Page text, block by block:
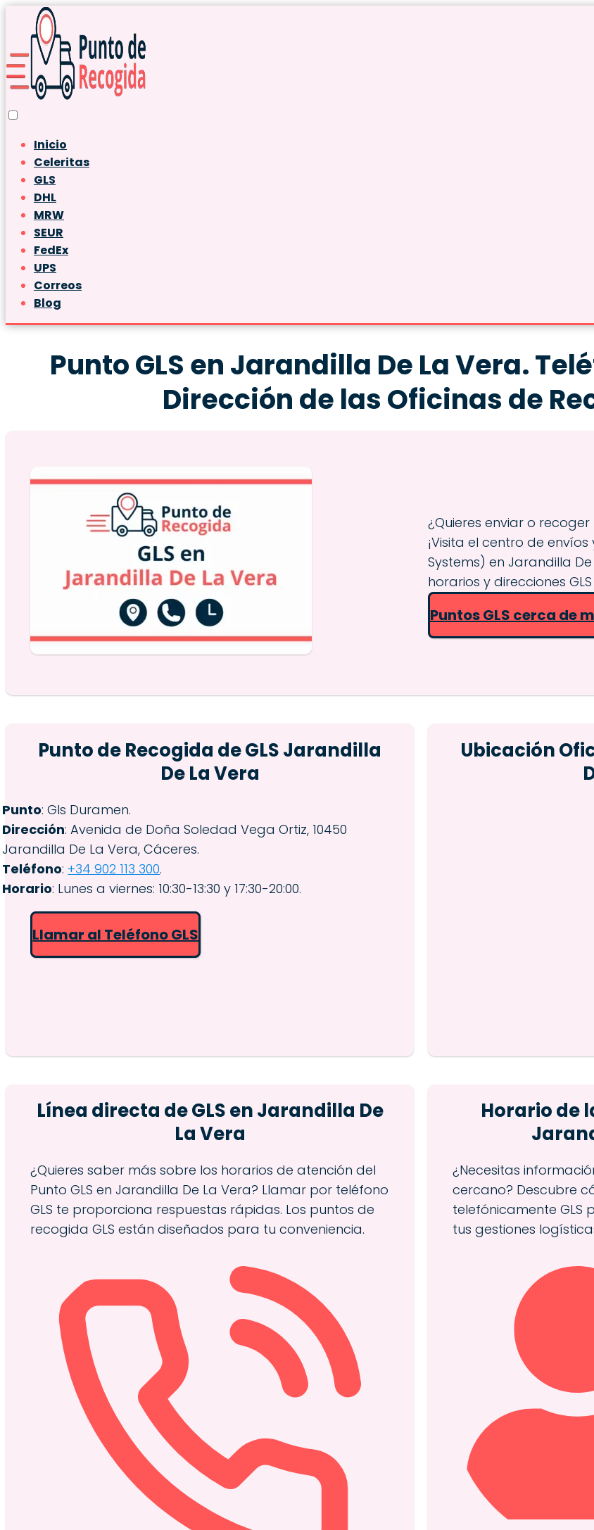
Inicio
Celeritas
GLS
DHL
MRW
SEUR
FedEx
UPS
Correos
Blog
Punto GLS en Jarandilla De La Vera.
Dirección de las Oficinas de
¿Quieres enviar o
¡Visita el centro de
Systems) en Jarandilla
horarios y direcciones
Puntos GLS cerca de
Punto de Recogida de GLS Jarandilla
De La Vera
Punto: Gls Duramen.
Dirección: Avenida de Doña Soledad Vega Ortiz, 10450
Jarandilla De La Vera, Cáceres.
Teléfono: +34 902 113 300.
Horario: Lunes a viernes: 10:30-13:30 y 17:30-20:00.
Llamar al Teléfono GLS
Ubicación
Línea directa de GLS en Jarandilla De
La Vera
¿Quieres saber más sobre los horarios de atención del
Punto GLS en Jarandilla De La Vera? Llamar por teléfono
GLS te proporciona respuestas rápidas. Los puntos de
recogida GLS están diseñados para tu conveniencia.
Horario de
¿Necesitas
cercano? Descubre
telefónicamente GLS
tus gestiones